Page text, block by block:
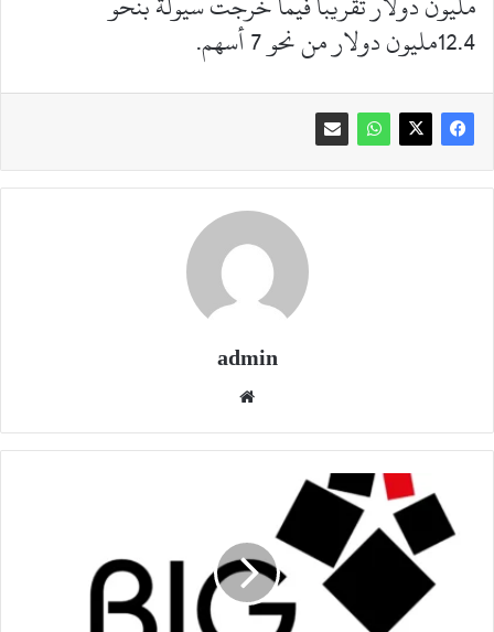
12.4مليون دولار من نحو 7 أسهم.
admin
"البيوت":
سلسلة
إفصاحات
إيجابية
لضبط
السهم